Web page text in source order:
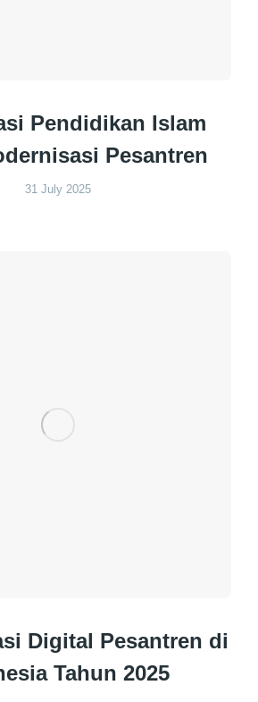
Pendidikan Islam
Pesantren
31 July 2025
Digital Pesantren di
Tahun 2025